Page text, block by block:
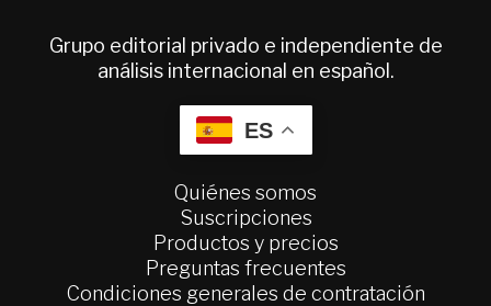
Grupo editorial privado e independiente de
análisis internacional en español.
ES
Quiénes somos
Suscripciones
Productos y precios
Preguntas frecuentes
Condiciones generales de contratación